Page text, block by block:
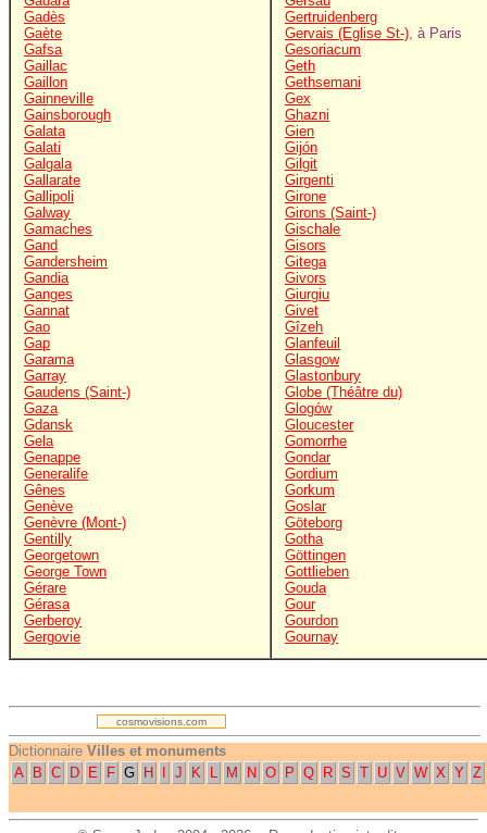
Gadès
Gaète
Gafsa
Gaillac
Gaillon
Gainneville
Gainsborough
Galata
Galati
Galgala
Gallarate
Gallipoli
Galway
Gamaches
Gand
Gandersheim
Gandia
Ganges
Gannat
Gao
Gap
Garama
Garray
Gaudens (Saint-)
Gaza
Gdansk
Gela
Genappe
Generalife
Gênes
Genève
Genèvre (Mont-)
Gentilly
Georgetown
George Town
Gérare
Gérasa
Gerberoy
Gergovie
Gertruidenberg
Gervais (Eglise St-), à Paris
Gesoriacum
Geth
Gethsemani
Gex
Ghazni
Gien
Gijón
Gilgit
Girgenti
Girone
Girons (Saint-)
Gischale
Gisors
Gitega
Givors
Giurgiu
Givet
Gîzeh
Glanfeuil
Glasgow
Glastonbury
Globe (Théâtre du)
Glogów
Gloucester
Gomorrhe
Gondar
Gordium
Gorkum
Goslar
Göteborg
Gotha
Göttingen
Gottlieben
Gouda
Gour
Gourdon
Gournay
.
cosmovisions.com
Dictionnaire Villes et monuments
A
B C D E F G H J K L M N O P Q R S T U V W X Y Z